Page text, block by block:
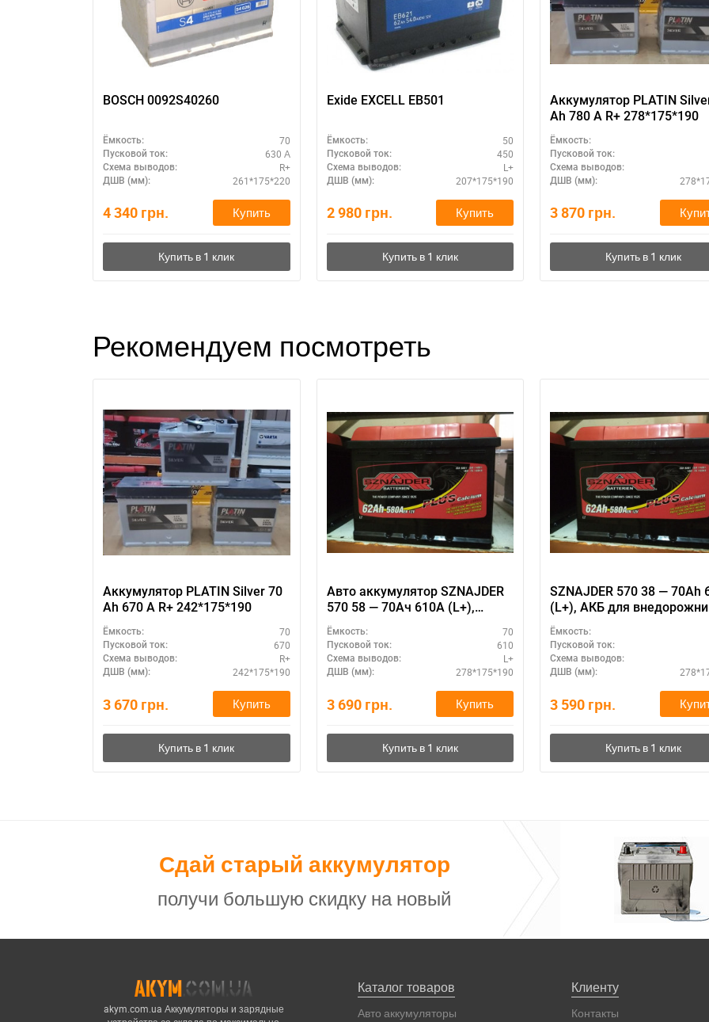
BOSCH 0092S40260
Ёмкость: 70
Пусковой ток: 630 А
Схема выводов: R+
ДШВ (мм): 261*175*220
4 340 грн. Купить
Exide EXCELL EB501
Ёмкость: 50
Пусковой ток: 450
Схема выводов: L+
ДШВ (мм): 207*175*190
2 980 грн. Купить
Аккумулятор PLATIN
Ah 780 A R+ 278*175*190
Ёмкость:
Пусковой ток:
Схема выводов:
ДШВ (мм):
3 870 грн.
Рекомендуем посмотреть
Аккумулятор PLATIN Silver 70
Ah 670 A R+ 242*175*190
Ёмкость: 70
Пусковой ток: 670
Схема выводов: R+
ДШВ (мм): 242*175*190
3 670 грн. Купить
Авто аккумулятор SZNAJDER
570 58 — 70Ач 610А (L+),
увеличенный пусковой ток
Ёмкость: 70
Пусковой ток: 610
Схема выводов: L+
ДШВ (мм): 278*175*190
3 690 грн. Купить
SZNAJDER 570 38 — 70Ah
(L+), АКБ для
и легковых авто
Ёмкость:
Пусковой ток:
Схема выводов:
ДШВ (мм):
3 590 грн.
Сдай старый аккумулятор
получи большую скидку на новый
akym.com.ua Аккумуляторы и зарядные
Каталог товаров
Авто аккумуляторы
Клиенту
Контакты
При отсутствии связи - пишите, звоните в Viber / Telegram (093) 600-